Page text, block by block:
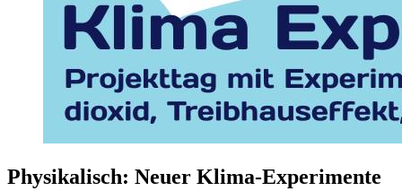
Physikalisch: Neuer Klima-Experimente